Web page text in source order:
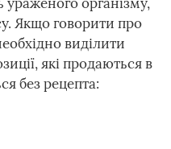
Якщо говорити про
виділити
які продаються в
без рецепта: